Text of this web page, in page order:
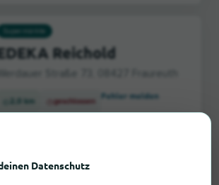
Reichold
2,0 km geschlossen
Fehler melden
Werdau, Uferstr.
Datenschutz